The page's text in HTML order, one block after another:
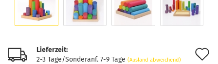
Lieferzeit:
2-3 Tage/Sonderanf. 7-9 Tage (Ausland abweichend)